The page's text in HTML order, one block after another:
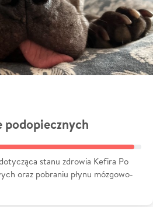
podopiecznych
stanu zdrowia Kefira Po
oraz pobraniu płynu mózgowo-